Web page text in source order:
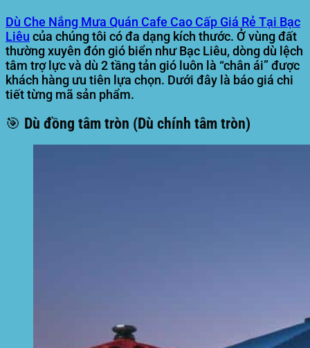
Dù Che Nắng Mưa Quán Cafe Cao Cấp Giá Rẻ Tại Bạc
Liêu của chúng tôi có đa dạng kích thước. Ở vùng đất
thường xuyên đón gió biển như Bạc Liêu, dòng dù lệch
tâm trợ lực và dù 2 tầng tản gió luôn là “chân ái” được
khách hàng ưu tiên lựa chọn. Dưới đây là báo giá chi
tiết từng mã sản phẩm.
🎯 Dù đồng tâm tròn (Dù chính tâm tròn)